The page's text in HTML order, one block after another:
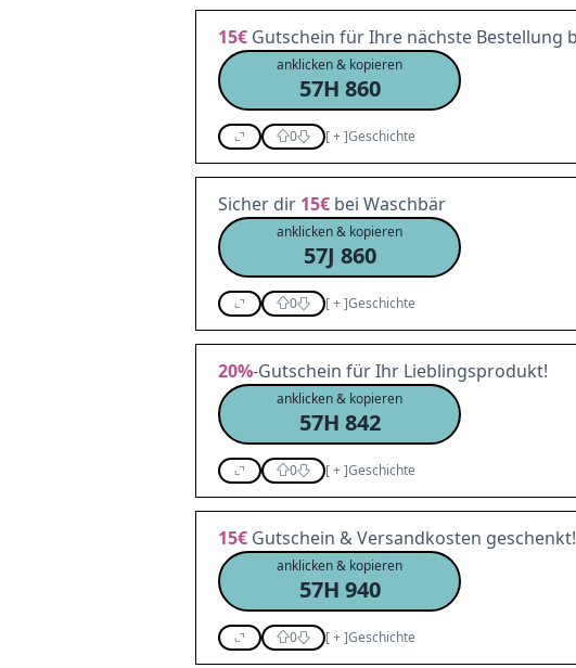
15€ Gutschein für Ihre nächste Bestellung
anklicken & kopieren
57H 860
0 [+]Geschichte
Sicher dir 15€ bei Waschbär
anklicken & kopieren
57J 860
0 [+]Geschichte
20%-Gutschein für Ihr Lieblingsprodukt!
anklicken & kopieren
57H 842
0 [+]Geschichte
15€ Gutschein & Versandkosten geschenkt!
anklicken & kopieren
57H 940
0 [+]Geschichte